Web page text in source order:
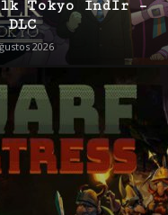
Tokyo İndir –
2026